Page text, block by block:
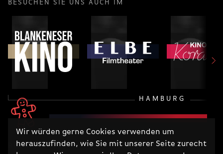
Wir würden gerne Cookies verwenden um
herauszufinden, wie Sie mit unserer Seite zurecht
BESUCHEN SIE UNS AUCH IM
HAMBURG
RECHTLICHES